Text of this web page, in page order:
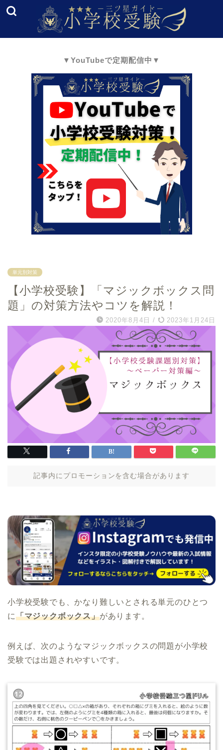
▼YouTubeで定期配信中▼
単元別対策
【小学校受験】「マジックボックス問
題」の対策方法やコツを解説！
2020年8月4日 / 2023年1月24日
記事内にプロモーションを含む場合があります
小学校受験でも、かなり難しいとされる単元のひとつ
に「マジックボックス」があります。
例えば、次のようなマジックボックスの問題が小学校
受験では出題されやすいです。